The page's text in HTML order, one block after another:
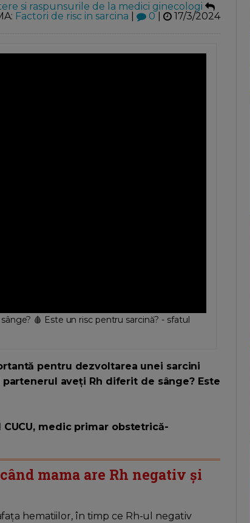
si raspunsurile de la medici ginecologi
Factori de risc in sarcina 0 17/3/2024
🩸 Este un risc pentru sarcină? - sfatul
pentru dezvoltarea unei sarcini
aveți Rh diferit de sânge? Este
CUCU, medic primar obstetrică-
mama are Rh negativ și
hematiilor, în timp ce Rh-ul negativ